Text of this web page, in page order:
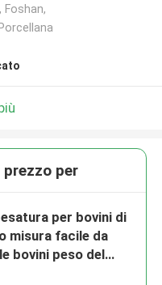
Foshan,
per
per bovini di
misura facile da
bovini peso del
nastro di misura